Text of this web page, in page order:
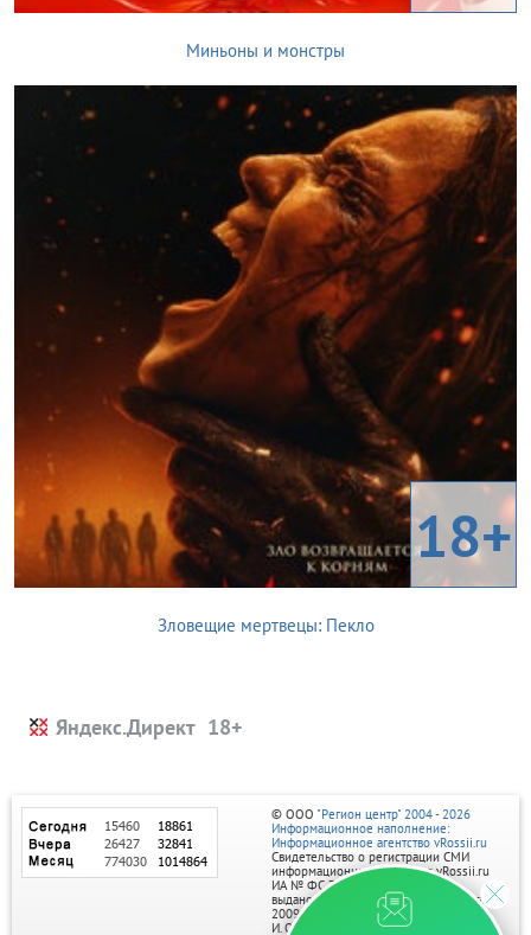
Миньоны и монстры
18+
Зловещие мертвецы: Пекло
Яндекс.Директ
© ООО "Регион центр" 2004 - 2026
Информационное наполнение:
Информационное агентство vRossii.ru
Свидетельство о регистрации СМИ
информационного агентства vRossii.ru
ИА № ФС 77‑35502
выдано РОСКОМНАДЗОРом 04 марта
2009г.
И. О. Главного редактора Нарыков А. Н.